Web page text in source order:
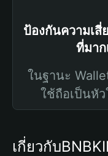
ป้องกันความเ
ที่มา
ในฐานะ
ใช้ถือเป็นหั
เกี่ยวกับ